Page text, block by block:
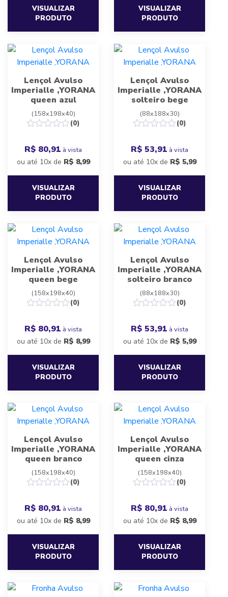
VISUALIZAR
PRODUTO
VISUALIZAR
PRODUTO
Lençol Avulso
Imperialle ,YORANA
queen azul
(158x198x40)
(0)
R$ 80,91 à vista
ou até 10x de R$ 8,99
VISUALIZAR
PRODUTO
Lençol Avulso
Imperialle ,YORANA
solteiro bege
(88x188x30)
(0)
R$ 53,91 à vista
ou até 10x de R$ 5,99
VISUALIZAR
PRODUTO
Lençol Avulso
Imperialle ,YORANA
queen bege
(158x198x40)
(0)
R$ 80,91 à vista
ou até 10x de R$ 8,99
VISUALIZAR
PRODUTO
Lençol Avulso
Imperialle ,YORANA
solteiro branco
(88x188x30)
(0)
R$ 53,91 à vista
ou até 10x de R$ 5,99
VISUALIZAR
PRODUTO
Lençol Avulso
Imperialle ,YORANA
queen branco
(158x198x40)
(0)
R$ 80,91 à vista
ou até 10x de R$ 8,99
VISUALIZAR
PRODUTO
Lençol Avulso
Imperialle ,YORANA
queen cinza
(158x198x40)
(0)
R$ 80,91 à vista
ou até 10x de R$ 8,99
VISUALIZAR
PRODUTO